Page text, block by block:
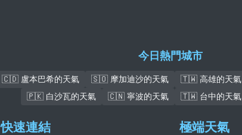
今日熱門城市
🇨🇩 盧本巴希的天氣 🇸🇴 摩加迪沙的天氣 🇹🇼 高雄的天氣
🇵🇰 白沙瓦的天氣
🇨🇳 寧波的天氣 🇹🇼 台中的天氣
快速連結 極端天氣